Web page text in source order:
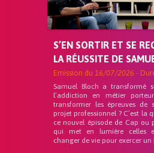
S’EN SORTIR ET SE
LA RÉUSSITE DE
Emission du 16/07/2026 -
Samuel Bloch a transformé
l’addiction en métier
transformer les épreuves de
projet professionnel ? C’est la
ce nouvel épisode de Cap ou
qui met en lumière celles
changer de vie pour exercer un